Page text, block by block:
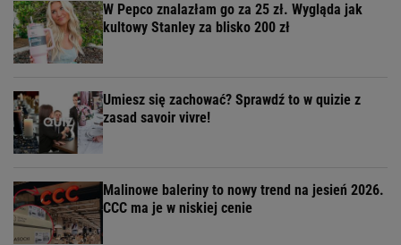
W Pepco znalazłam go za 25 zł. Wygląda jak
kultowy Stanley za blisko 200 zł
Umiesz się zachować? Sprawdź to w quizie z
zasad savoir vivre!
Malinowe baleriny to nowy trend na jesień 2026.
CCC ma je w niskiej cenie